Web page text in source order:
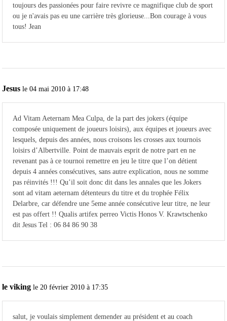
toujours des passionées pour faire revivre ce magnifique club de sport
ou je n'avais pas eu une carrière très glorieuse...Bon courage à vous
tous! Jean
Jesus le 04 mai 2010 à 17:48
Ad Vitam Aeternam Mea Culpa, de la part des jokers (équipe
composée uniquement de joueurs loisirs), aux équipes et joueurs avec
lesquels, depuis des années, nous croisons les crosses aux tournois
loisirs d’Albertville. Point de mauvais esprit de notre part en ne
revenant pas à ce tournoi remettre en jeu le titre que l’on détient
depuis 4 années consécutives, sans autre explication, nous ne somme
pas réinvités !!! Qu’il soit donc dit dans les annales que les Jokers
sont ad vitam aeternam détenteurs du titre et du trophée Félix
Delarbre, car défendre une 5eme année consécutive leur titre, ne leur
est pas offert !! Qualis artifex perreo Victis Honos V. Krawtschenko
dit Jesus Tel : 06 84 86 90 38
le viking le 20 février 2010 à 17:35
salut, je voulais simplement demender au président et au coach